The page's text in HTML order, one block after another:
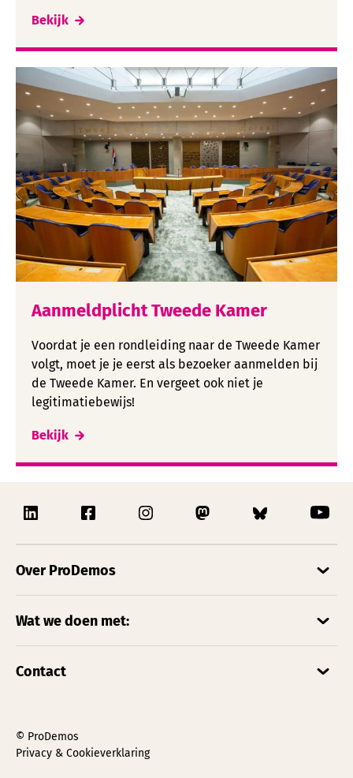
Bekijk
Aanmeldplicht Tweede Kamer
Voordat je een rondleiding naar de Tweede Kamer
volgt, moet je je eerst als bezoeker aanmelden bij
de Tweede Kamer. En vergeet ook niet je
legitimatiebewijs!
Bekijk
Over ProDemos
Wat we doen met:
Contact
© ProDemos
Privacy & Cookieverklaring